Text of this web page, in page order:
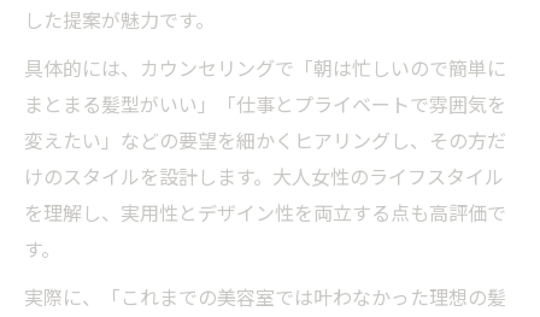
した提案が魅力です。
具体的には、カウンセリングで「朝は忙しいので簡単に
まとまる髪型がいい」「仕事とプライベートで雰囲気を
変えたい」などの要望を細かくヒアリングし、その方だ
けのスタイルを設計します。大人女性のライフスタイル
を理解し、実用性とデザイン性を両立する点も高評価で
す。
実際に、「これまでの美容室では叶わなかった理想の髪